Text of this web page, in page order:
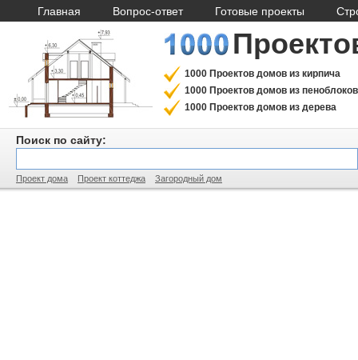
Главная Вопрос-ответ Готовые проекты
1000 Проектов домов из кирпича
1000 Проектов домов из пеноблоков
1000 Проектов домов из дерева
Поиск по сайту:
Проект дома Проект коттеджа Загородный дом